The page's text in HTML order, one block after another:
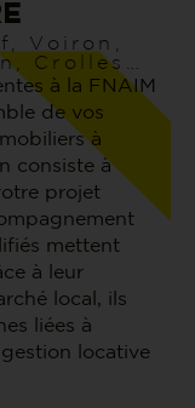
Voiron,
Crolles…
à la FNAIM
de vos
à
consiste à
projet
mettent
à leur
local, ils
liées à
gestion locative